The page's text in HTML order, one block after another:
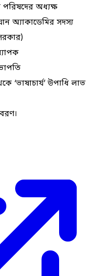
পরিষদের অধ্যক্ষ
অ্যাকাডেমির সদস্য
‘ভাষাচার্য’ উপাধি লাভ